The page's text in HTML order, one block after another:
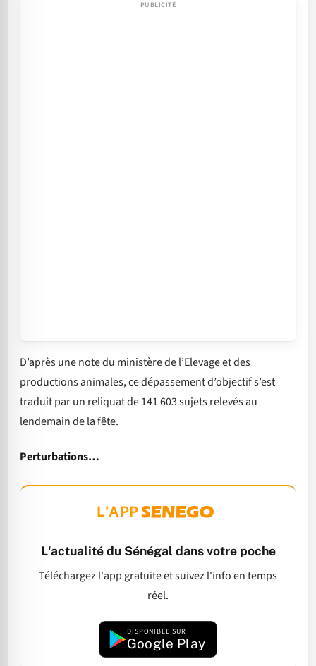
D’après une note du ministère de l’Elevage et des
productions animales, ce dépassement d’objectif s’est
traduit par un reliquat de 141 603 sujets relevés au
lendemain de la fête.
Perturbations…
L'APP
L'actualité du Sénégal dans votre poche
Téléchargez l'app gratuite et suivez l'info en temps
réel.
DISPONIBLE SUR
Google Play